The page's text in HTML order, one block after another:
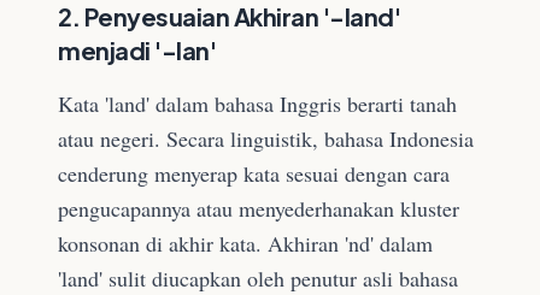
2. Penyesuaian Akhiran '-land'
menjadi '-lan'
Kata 'land' dalam bahasa Inggris berarti tanah
atau negeri. Secara linguistik, bahasa Indonesia
cenderung menyerap kata sesuai dengan cara
pengucapannya atau menyederhanakan kluster
konsonan di akhir kata. Akhiran 'nd' dalam
'land' sulit diucapkan oleh penutur asli bahasa